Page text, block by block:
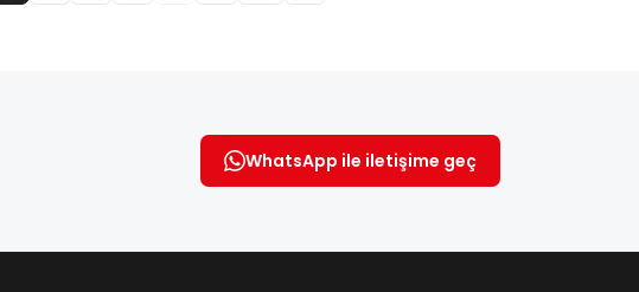
WhatsApp ile iletişime geç